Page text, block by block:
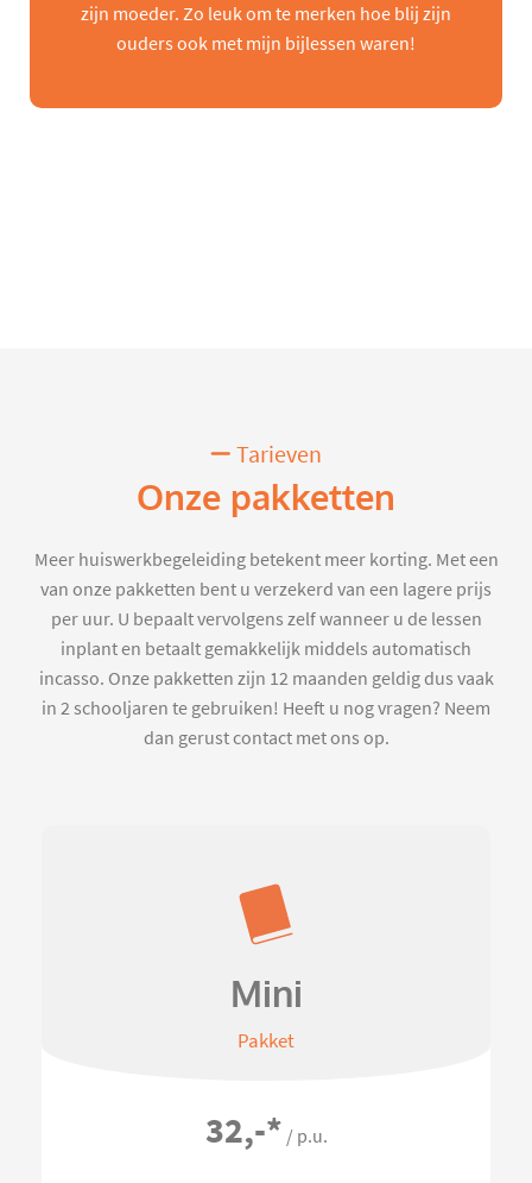
zijn moeder. Zo leuk om te merken hoe blij zijn
ouders ook met mijn bijlessen waren!
Tarieven
Onze pakketten
Meer huiswerkbegeleiding betekent meer korting. Met een
van onze pakketten bent u verzekerd van een lagere prijs
per uur. U bepaalt vervolgens zelf wanneer u de lessen
inplant en betaalt gemakkelijk middels automatisch
incasso. Onze pakketten zijn 12 maanden geldig dus vaak
in 2 schooljaren te gebruiken! Heeft u nog vragen? Neem
dan gerust contact met ons op.
Mini
Pakket
32,-* / p.u.